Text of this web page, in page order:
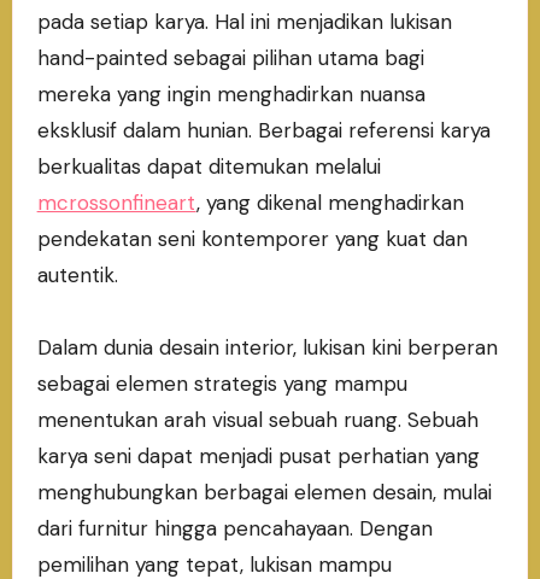
pada setiap karya. Hal ini menjadikan lukisan
hand-painted sebagai pilihan utama bagi
mereka yang ingin menghadirkan nuansa
eksklusif dalam hunian. Berbagai referensi karya
berkualitas dapat ditemukan melalui
mcrossonfineart, yang dikenal menghadirkan
pendekatan seni kontemporer yang kuat dan
autentik.
Dalam dunia desain interior, lukisan kini berperan
sebagai elemen strategis yang mampu
menentukan arah visual sebuah ruang. Sebuah
karya seni dapat menjadi pusat perhatian yang
menghubungkan berbagai elemen desain, mulai
dari furnitur hingga pencahayaan. Dengan
pemilihan yang tepat, lukisan mampu